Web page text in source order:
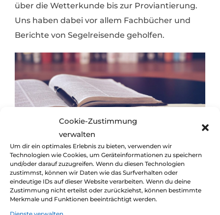
Cookie-Zustimmung
verwalten
Um dir ein optimales Erlebnis zu bieten, verwenden wir
Technologien wie Cookies, um Geräteinformationen zu speichern
und/oder darauf zuzugreifen. Wenn du diesen Technologien
zustimmst, können wir Daten wie das Surfverhalten oder
eindeutige IDs auf dieser Website verarbeiten. Wenn du deine
Zustimmung nicht erteilst oder zurückziehst, können bestimmte
Merkmale und Funktionen beeinträchtigt werden.
über die Wetterkunde bis zur Proviantierung.
Uns haben dabei vor allem Fachbücher und
Berichte von Segelreisende geholfen.
auch im Eigenstudium lässt sich vieles lernen.
Und das gute alte „Learning by doing“.